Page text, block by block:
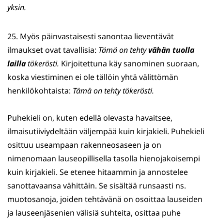
yksin.
25. Myös päinvastaisesti sanontaa lieventävät
ilmaukset ovat tavallisia: Tämä on tehtyvähän tuolla
laillatökerösti. Kirjoitettuna käy sanominen suoraan,
koska viestiminen ei ole tällöin yhtä välittömän
henkilökohtaista: Tämä on tehty tökerösti.
Puhekieli on, kuten edellä olevasta havaitsee,
ilmaisutiiviydeltään väljempää kuin kirjakieli. Puhekieli
osittuu useampaan rakenneosaseen ja on
nimenomaan lauseopillisella tasolla hienojakoisempi
kuin kirjakieli. Se etenee hitaammin ja annostelee
sanottavaansa vähittäin. Se sisältää runsaasti ns.
muotosanoja, joiden tehtävänä on osoittaa lauseiden
ja lauseenjäsenien välisiä suhteita, osittaa puhe